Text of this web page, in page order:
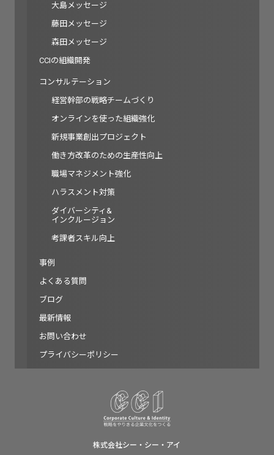
大島メッセージ
藤田メッセージ
森田メッセージ
CCIの組織開発
コンサルテーション
経営幹部の戦略チームづくり
オンラインを使った組織強化
新規事業創出プロジェクト
働き方改革のための生産性向上
職場マネジメント強化
ハラスメント対策
ダイバーシティ&
インクルージョン
考課者スキル向上
事例
よくある質問
ブログ
最新情報
お問い合わせ
プライバシーポリシー
株式会社シー・シー・アイ